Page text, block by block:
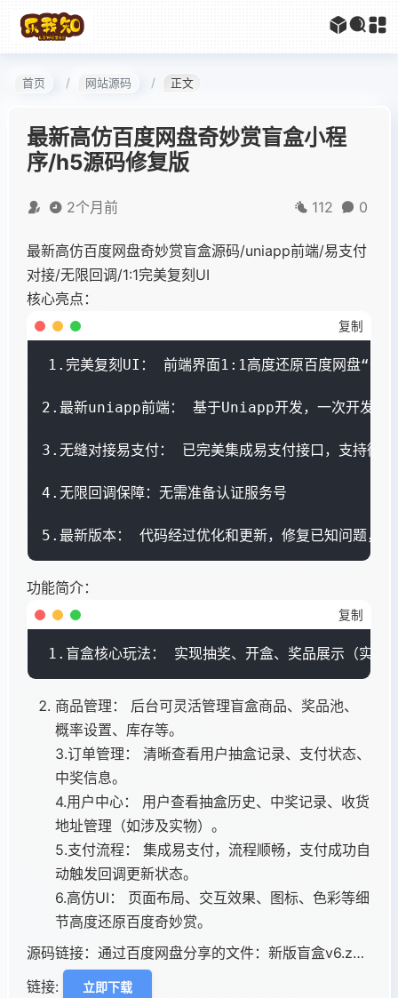
首页 网站源码 正文
最新高仿百度网盘奇妙赏盲盒小程
序/h5源码修复版
2个月前 112 0
最新高仿百度网盘奇妙赏盲盒源码/uniapp前端/易支付
对接/无限回调/1:1完美复刻UI
核心亮点：
复制
1.完美复刻UI： 前端界面1:1高度还原百度网盘“奇妙
2.最新uniapp前端： 基于Uniapp开发，一次开发，多
3.无缝对接易支付： 已完美集成易支付接口，支持微
4.无限回调保障：无需准备认证服务号
5.最新版本： 代码经过优化和更新，修复已知问题，
功能简介：
复制
1.盲盒核心玩法： 实现抽奖、开盒、奖品展示（实物
商品管理： 后台可灵活管理盲盒商品、奖品池、
概率设置、库存等。
3.订单管理： 清晰查看用户抽盒记录、支付状态、
中奖信息。
4.用户中心： 用户查看抽盒历史、中奖记录、收货
地址管理（如涉及实物）。
5.支付流程： 集成易支付，流程顺畅，支付成功自
动触发回调更新状态。
6.高仿UI： 页面布局、交互效果、图标、色彩等细
节高度还原百度奇妙赏。
源码链接：通过百度网盘分享的文件：新版盲盒v6.z…
链接:
立即下载